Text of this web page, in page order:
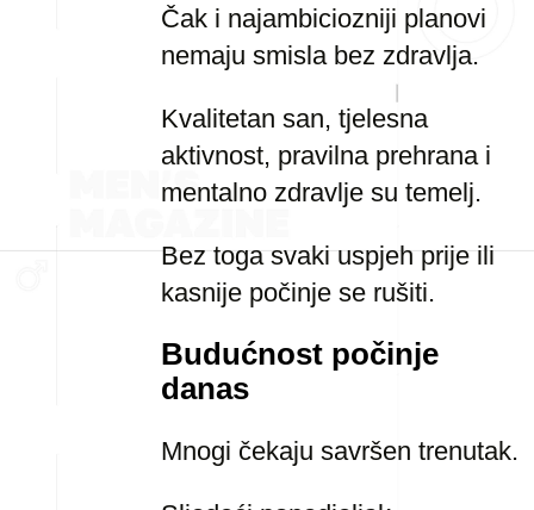
Čak i najambiciozniji planovi
nemaju smisla bez zdravlja.
Kvalitetan san, tjelesna
aktivnost, pravilna prehrana i
mentalno zdravlje su temelj.
Bez toga svaki uspjeh prije ili
kasnije počinje se rušiti.
Budućnost počinje
danas
Mnogi čekaju savršen trenutak.